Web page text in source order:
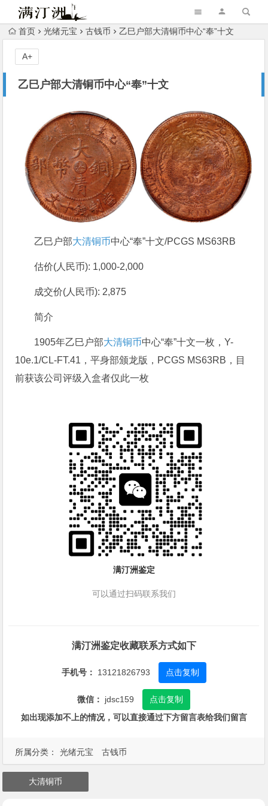
首页 光绪元宝 古钱币 乙巳户部大清铜币中心“奉”十文
乙巳户部大清铜币中心“奉”十文
A+
所属分类： 光绪元宝 古钱币
乙巳户部大清铜币中心“奉”十文/PCGS MS63RB
估价(人民币): 1,000-2,000
成交价(人民币): 2,875
简介
1905年乙巳户部大清铜币中心“奉”十文一枚，Y-
10e.1/CL-FT.41，平身部颁龙版，PCGS MS63RB，目
前获该公司评级入盒者仅此一枚
满汀洲鉴定
可以通过扫码联系我们
满汀洲鉴定收藏联系方式如下
手机号： 13121826793 点击复制
微信： jdsc159
点击复制
如出现添加不上的情况，可以直接通过下方留言表给我们留言
大清铜币